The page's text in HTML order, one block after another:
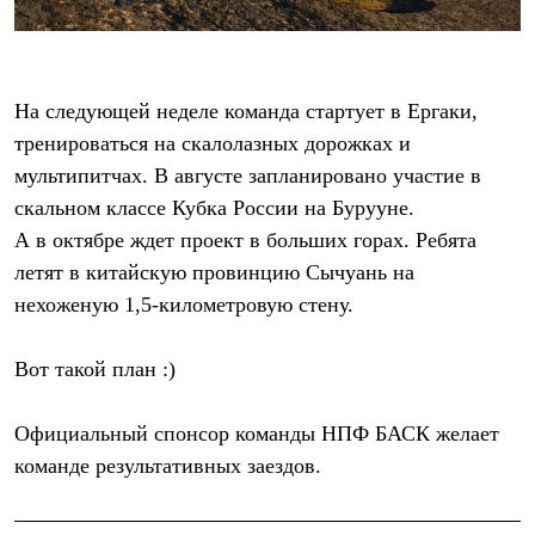
Термобелье
Теплое термобелье
Лёгкая одежда
Футболки
Рубашки
Брюки
Шорты
Женская одежда
Утепленная пухом
Куртки
Брюки
Куртки
Куртки
Софтшелл одежда
На следующей неделе команда стартует в Ергаки,
тренироваться на скалолазных дорожках и
мультипитчах. В августе запланировано участие в
скальном классе Кубка России на Бурууне.
А в октябре ждет проект в больших горах. Ребята
летят в китайскую провинцию Сычуань на
нехоженую 1,5-километровую стену.
Вот такой план :)
Официальный спонсор команды НПФ БАСК желает
команде результативных заездов.